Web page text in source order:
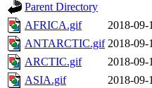
Parent Directory
AFRICA.gif
2018-09-
ANTARCTIC.gif 2018-09-
ARCTIC.gif
2018-09-
ASIA.gif
2018-09-